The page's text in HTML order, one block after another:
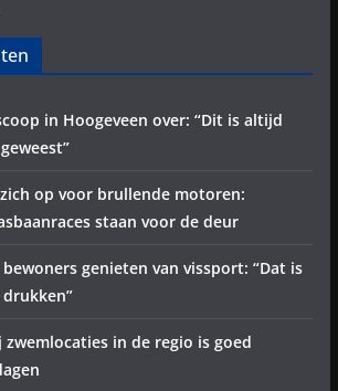
in Hoogeveen over: “Dit is altijd
op voor brullende motoren:
staan voor de deur
genieten van vissport: “Dat is
in de regio is goed